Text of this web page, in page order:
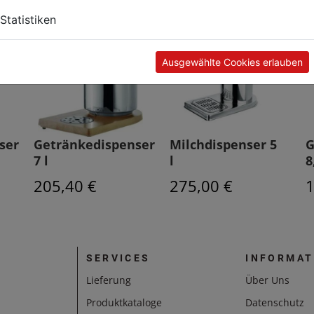
Getränkedispenser
7 l
205,40 €
Milchdispenser 5
l
275,00 €
SERVICES
Lieferung
Produktkataloge
Über Uns
Datenschutz
Statistiken
Ausgewählte Cookies erlauben